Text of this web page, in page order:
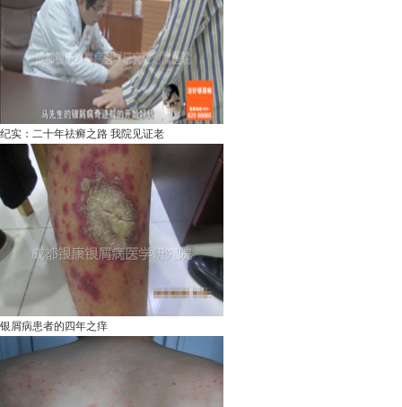
纪实：二十年祛癣之路 我院见证老
银屑病患者的四年之痒